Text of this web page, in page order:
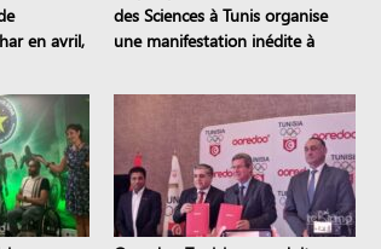
en avril,
des Sciences à Tunis organise
une manifestation inédite à